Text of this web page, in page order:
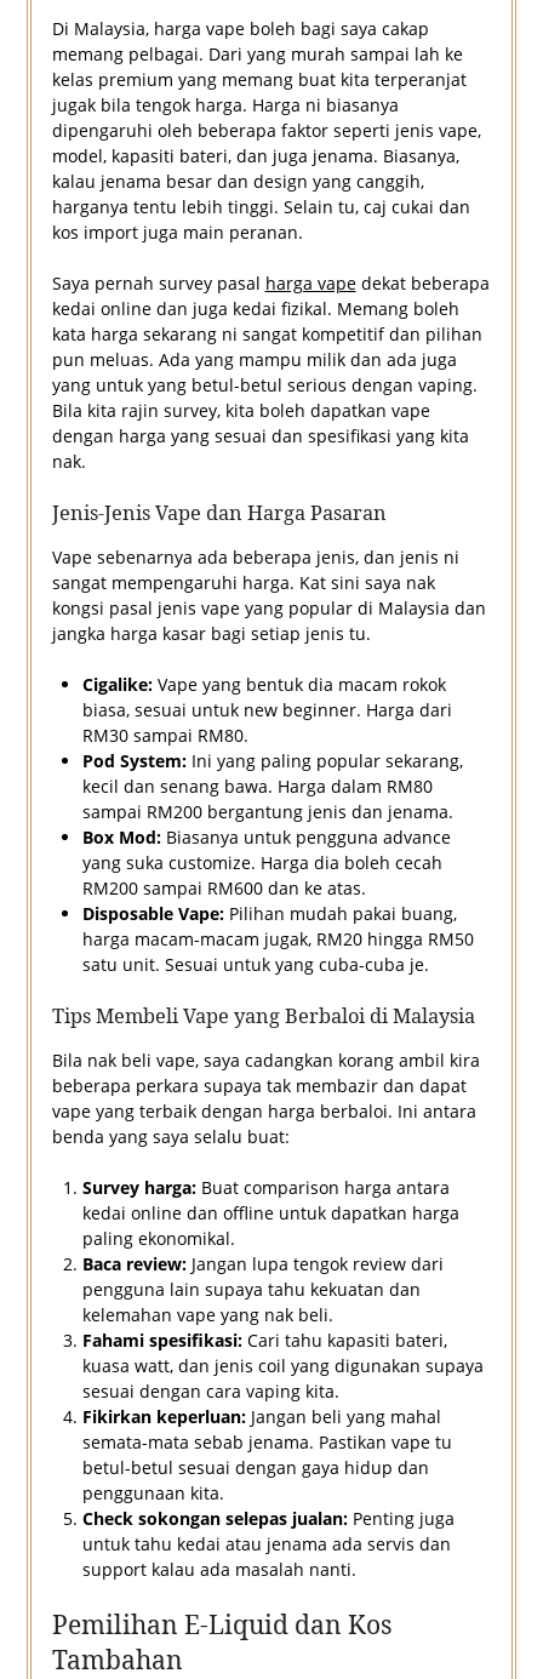
Di Malaysia, harga vape boleh bagi saya cakap
memang pelbagai. Dari yang murah sampai lah ke
kelas premium yang memang buat kita terperanjat
jugak bila tengok harga. Harga ni biasanya
dipengaruhi oleh beberapa faktor seperti jenis vape,
model, kapasiti bateri, dan juga jenama. Biasanya,
kalau jenama besar dan design yang canggih,
harganya tentu lebih tinggi. Selain tu, caj cukai dan
kos import juga main peranan.
Saya pernah survey pasal harga vapedekat beberapa
kedai online dan juga kedai fizikal. Memang boleh
kata harga sekarang ni sangat kompetitif dan pilihan
pun meluas. Ada yang mampu milik dan ada juga
yang untuk yang betul-betul serious dengan vaping.
Bila kita rajin survey, kita boleh dapatkan vape
dengan harga yang sesuai dan spesifikasi yang kita
nak.
Jenis-Jenis Vape dan Harga Pasaran
Vape sebenarnya ada beberapa jenis, dan jenis ni
sangat mempengaruhi harga. Kat sini saya nak
kongsi pasal jenis vape yang popular di Malaysia dan
jangka harga kasar bagi setiap jenis tu.
Cigalike:Vape yang bentuk dia macam rokok
biasa, sesuai untuk new beginner. Harga dari
RM30 sampai RM80.
Pod System:Ini yang paling popular sekarang,
kecil dan senang bawa. Harga dalam RM80
sampai RM200 bergantung jenis dan jenama.
Box Mod:Biasanya untuk pengguna advance
yang suka customize. Harga dia boleh cecah
RM200 sampai RM600 dan ke atas.
Disposable Vape:Pilihan mudah pakai buang,
harga macam-macam jugak, RM20 hingga RM50
satu unit. Sesuai untuk yang cuba-cuba je.
Tips Membeli Vape yang Berbaloi di Malaysia
Bila nak beli vape, saya cadangkan korang ambil kira
beberapa perkara supaya tak membazir dan dapat
vape yang terbaik dengan harga berbaloi. Ini antara
benda yang saya selalu buat:
Survey harga:Buat comparison harga antara
kedai online dan offline untuk dapatkan harga
paling ekonomikal.
Baca review:Jangan lupa tengok review dari
pengguna lain supaya tahu kekuatan dan
kelemahan vape yang nak beli.
Fahami spesifikasi:Cari tahu kapasiti bateri,
kuasa watt, dan jenis coil yang digunakan supaya
sesuai dengan cara vaping kita.
Fikirkan keperluan:Jangan beli yang mahal
semata-mata sebab jenama. Pastikan vape tu
betul-betul sesuai dengan gaya hidup dan
penggunaan kita.
Check sokongan selepas jualan:Penting juga
untuk tahu kedai atau jenama ada servis dan
support kalau ada masalah nanti.
Pemilihan E-Liquid dan Kos
Tambahan